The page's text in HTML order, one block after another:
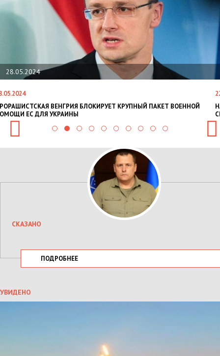
22.01.2024
22.01.2024
НАЦПОЛІЦІЯ ЛЯКАЄ ГРОМАДЯН ПОГІРШЕННЯМ КРИМІНОГЕННОЇ
СИТУАЦІЇ В РАЗІ МОБІЛІЗАЦІЇ ПОЛІЦІЯНТІВ НА ВІЙНУ
СКАЗАНО
ПОДРОБНЕЕ
УВИДЕНО